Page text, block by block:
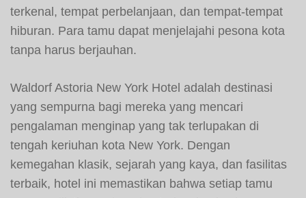
terkenal, tempat perbelanjaan, dan tempat-tempat
hiburan. Para tamu dapat menjelajahi pesona kota
tanpa harus berjauhan.
Waldorf Astoria New York Hotel adalah destinasi
yang sempurna bagi mereka yang mencari
pengalaman menginap yang tak terlupakan di
tengah keriuhan kota New York. Dengan
kemegahan klasik, sejarah yang kaya, dan fasilitas
terbaik, hotel ini memastikan bahwa setiap tamu